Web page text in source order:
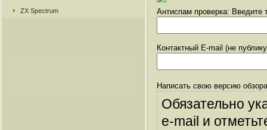
ZX Spectrum Антиспам проверка: Введите
Контактный E-mail (не
Написать свою версию
Обязательно
e-mail и